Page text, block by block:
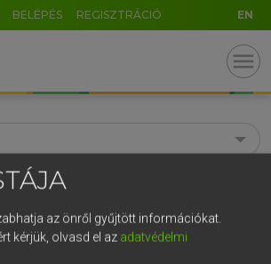
BELÉPÉS REGISZTRÁCIÓ EN
menu
KERESÉS
az önről gyűjtött információkat.
kérjük, olvasd el az adatvédelmi
8 9 ö ü ó